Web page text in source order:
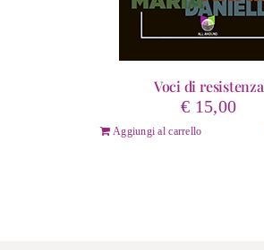
Voci di resistenza
€ 15,00
Aggiungi al carrello